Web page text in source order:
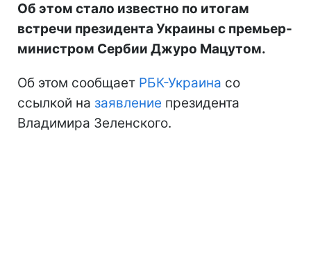
Об этом стало известно по итогам
встречи президента Украины с премьер-
министром Сербии Джуро Мацутом.
Об этом сообщает РБК-Украина со
ссылкой на заявление президента
Владимира Зеленского.